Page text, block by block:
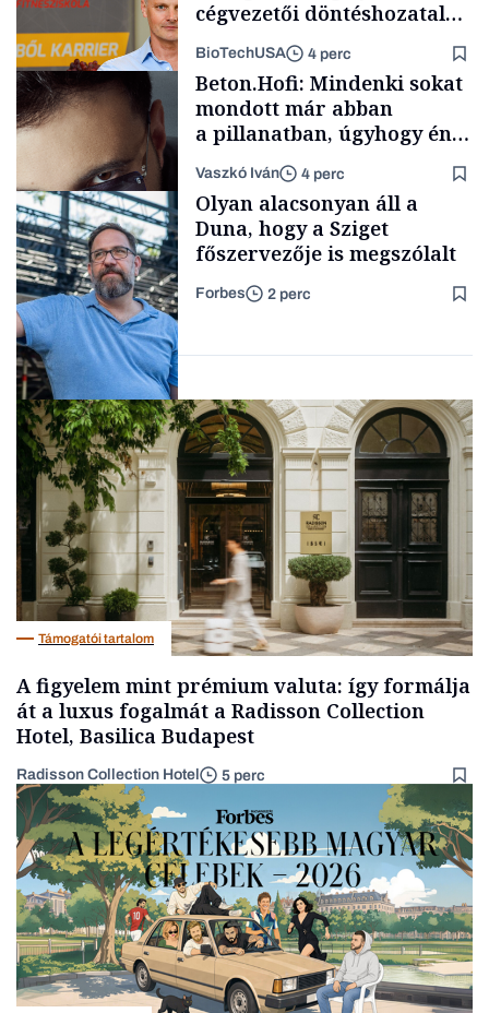
Politika
Content Lab HUB
cégvezetői döntéshozatal
BioTechUSA 4 perc
Forbes-sztori
Beton.Hofi: Mindenki sokat
mondott már abban
a pillanatban, úgyhogy én
a legsarkosabb
gondolataimat akartam
kimondani
Vaszkó Iván 4 perc
Társadalom
Olyan alacsonyan áll a
Duna, hogy a Sziget
főszervezője is megszólalt
Forbes 2 perc
Támogatói tartalom
A figyelem mint prémium valuta: így formálja
át a luxus fogalmát a Radisson Collection
Hotel, Basilica Budapest
Radisson Collection Hotel 5 perc